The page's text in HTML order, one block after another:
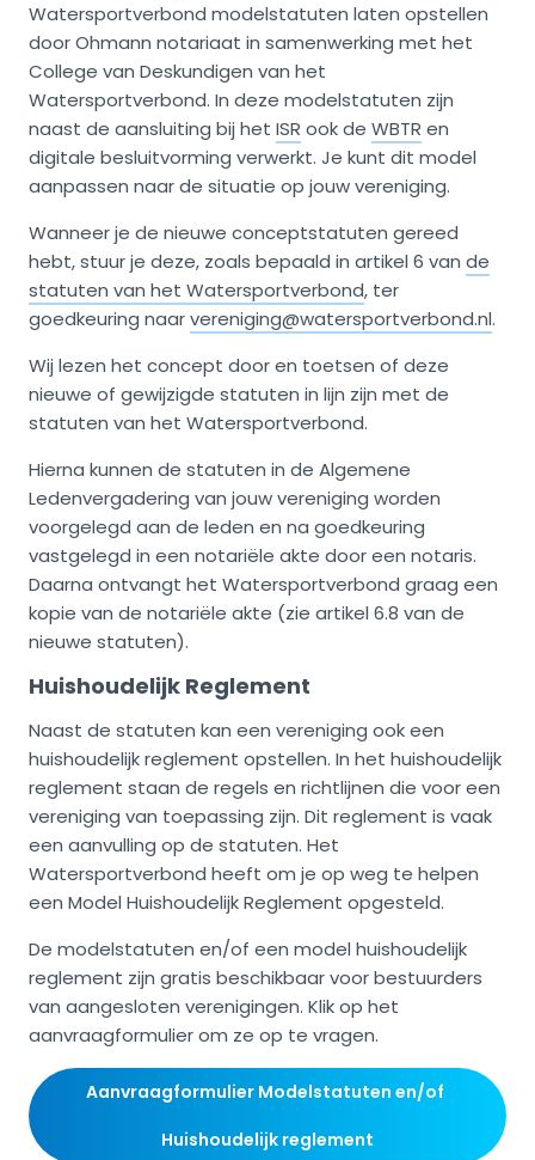
Watersportverbond modelstatuten laten opstellen
door Ohmann notariaat in samenwerking met het
College van Deskundigen van het
Watersportverbond. In deze modelstatuten zijn
naast de aansluiting bij het ISR ook de WBTR en
digitale besluitvorming verwerkt. Je kunt dit model
aanpassen naar de situatie op jouw vereniging.
Wanneer je de nieuwe conceptstatuten gereed
hebt, stuur je deze, zoals bepaald in artikel 6 van de
statuten van het Watersportverbond, ter
goedkeuring naarvereniging@watersportverbond.nl.
Wij lezen het concept door en toetsen of deze
nieuwe of gewijzigde statuten in lijn zijn met de
statuten van het Watersportverbond.
Hierna kunnen de statuten in de Algemene
Ledenvergadering van jouw vereniging worden
voorgelegd aan de leden en na goedkeuring
vastgelegd in een notariële akte door een notaris.
Daarna ontvangt het Watersportverbond graag een
kopie van de notariële akte (zie artikel 6.8 van de
nieuwe statuten).
Huishoudelijk Reglement
Naast de statuten kan een vereniging ook een
huishoudelijk reglement opstellen. In het huishoudelijk
reglement staan de regels en richtlijnen die voor een
vereniging van toepassing zijn. Dit reglement is vaak
een aanvulling op de statuten. Het
Watersportverbond heeft om je op weg te helpen
een Model Huishoudelijk Reglement opgesteld.
De modelstatuten en/of een model huishoudelijk
reglement zijn gratis beschikbaar voor bestuurders
van aangesloten verenigingen. Klik op het
aanvraagformulier om ze op te vragen.
Aanvraagformulier Modelstatuten en/of
Huishoudelijk reglement